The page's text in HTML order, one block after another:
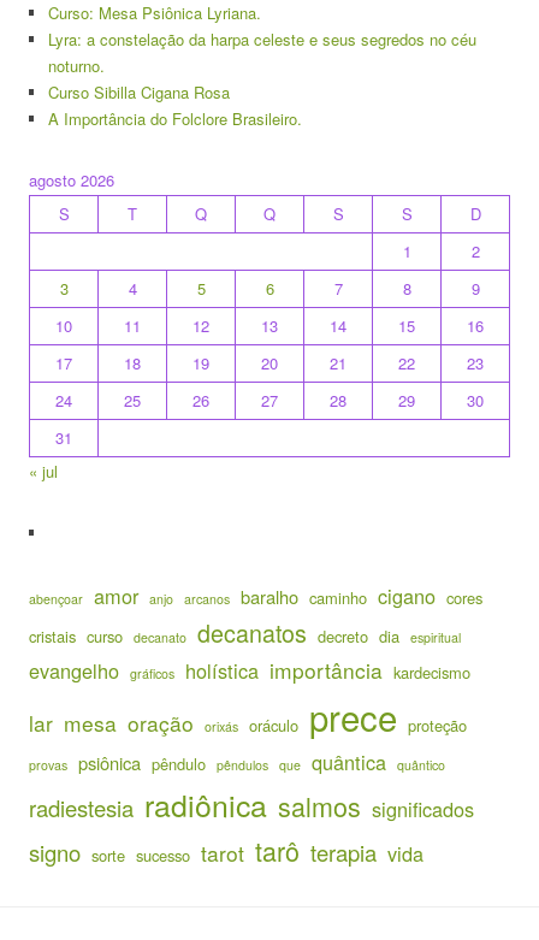
Curso: Mesa Psiônica Lyriana.
Lyra: a constelação da harpa celeste e seus segredos no céu
noturno.
Curso Sibilla Cigana Rosa
A Importância do Folclore Brasileiro.
agosto 2026
S
T Q Q S S
D
1
2
3
4 5 6 7 8
9
10
11 12 13 14 15
16
17
18 19 20 21 22
23
24
25 26 27 28 29
30
31
« jul
abençoar amor anjo arcanos baralho caminho cigano cores
cristais curso decanato decanatos decreto dia espiritual
evangelho gráficos holística importância kardecismo
lar mesa oração orixás oráculo prece proteção
provas psiônica pêndulo pêndulos que quântica quântico
radiestesia radiônica salmos significados
signo sorte sucesso tarot tarô terapia vida